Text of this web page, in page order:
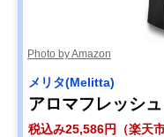
Photo by Amazon
メリタ‎(Melitta)
アロマフレッシ
税込み25,586円（楽天市